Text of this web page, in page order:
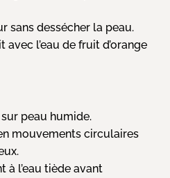
sans dessécher la peau.
l’eau de fruit d’orange
peau humide.
mouvements circulaires
à l’eau tiède avant